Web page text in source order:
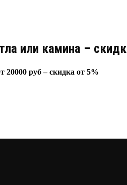
или камина –
20000 руб – скидка от 5%